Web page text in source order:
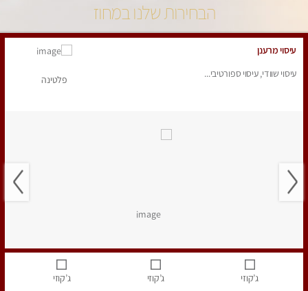
הבחירות שלנו במחוז
עיסוי מרענן
עיסוי שוודי, עיסוי ספורטיבי...
פלטינה
ג’קוזי ג’קוזי ג’קוזי